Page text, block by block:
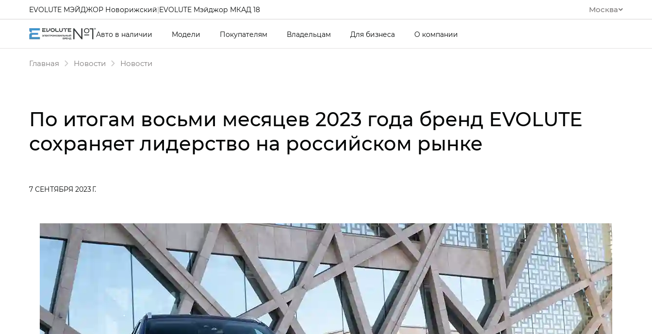
Москва
EVOLUTE МЭЙДЖОР Новорижский|EVOLUTE Мэйджор МКАД 18
Авто в наличии Модели Покупателям Владельцам Для бизнеса О компании
Главная Новости Новости
По итогам восьми месяцев 2023 года бренд EVOLUTE
сохраняет лидерство на российском рынке
7 СЕНТЯБРЯ 2023 Г.